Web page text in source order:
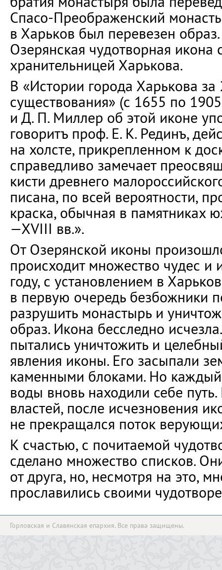
Спасо-Преображенский
в Харьков был перевезен
Озерянская чудотворная икона
хранительницей Харькова.
В «Истории города Харькова за
существования» (с 1655 по
и Д. П. Миллер об этой иконе
говоритъ проф. Е. К. Рединъ,
на холсте, прикрепленном к
справедливо замечает
кисти древнего
писана, по всей вероятности,
краска, обычная в памятниках
—XVIII вв.».
От Озерянской иконы
происходит множество чудес и
году, с установлением в
в первую очередь безбожники
разрушить монастырь и
образ. Икона бесследно
пытались уничтожить и
явления иконы. Его засыпали
каменными блоками. Но каждый
воды вновь находили себе
властей, после исчезновения
не прекращался поток
К счастью, с почитаемой
сделано множество списков.
от друга, но, несмотря на это,
прославились своими
Горловская и Славянская епархия. Все права защищены.